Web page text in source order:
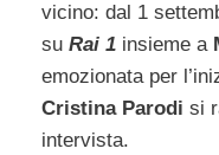
vicino: dal 1
su Rai 1 insieme a
emozionata per
Cristina Parodi si
intervista.